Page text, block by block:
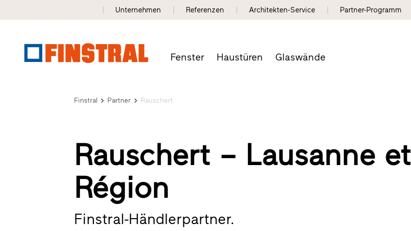
Unternehmen Referenzen Architekten-Service Partner-Programm
Fenster Haustüren Glaswände
Finstral Partner Rauschert
Rauschert – Lausanne et
Région
Finstral-Händlerpartner.